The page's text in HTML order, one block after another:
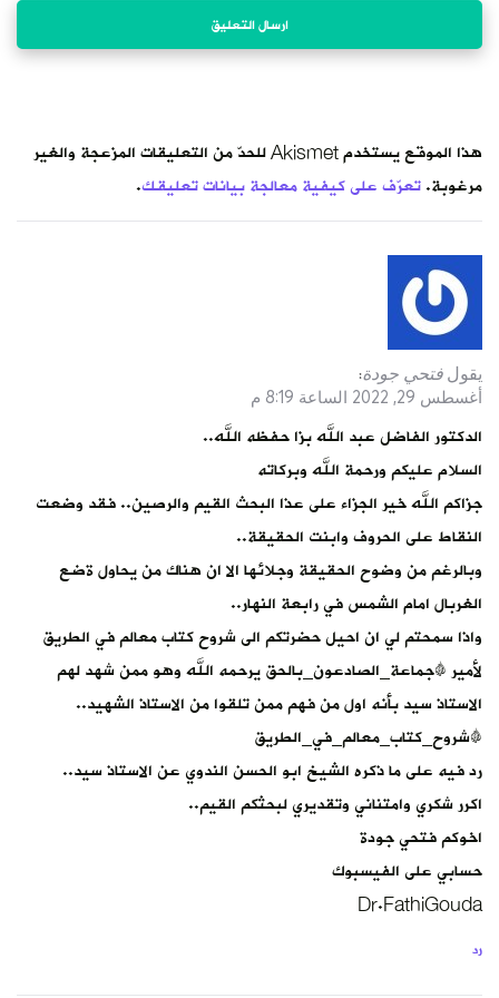
هذا الموقع يستخدم Akismet للحدّ من التعليقات المزعجة والغير
مرغوبة.تعرّف على كيفية معالجة بيانات تعليقك.
يقول فتحي جودة:
أغسطس 29, 2022 الساعة 8:19 م
الدكتور الفاضل عبد الله بزا حفظه الله..
السلام عليكم ورحمة الله وبركاته
جزاكم الله خير الجزاء على عذا البحث القيم والرصين.. فقد وضعت
النقاط على الحروف وابنت الحقيقة..
وبالرغم من وضوح الحقيقة وجلائها الا ان هناك من يحاول ةضع
الغربال امام الشمس في رابعة النهار..
واذا سمحتم لي ان احيل حضرتكم الى شروح كتاب معالم في الطريق
لأمير #جماعة_الصادعون_بالحق يرحمه الله وهو ممن شهد لهم
الاستاذ سيد بأنه اول من فهم ممن تلقوا من الاستاذ الشهيد..
#شروح_كتاب_معالم_في_الطريق
رد فيه على ما ذكره الشيخ ابو الحسن الندوي عن الاستاذ سيد..
اكرر شكري وامتناني وتقديري لبحثكم القيم..
اخوكم فتحي جودة
حسابي على الفيسبوك
Dr.FathiGouda
رد